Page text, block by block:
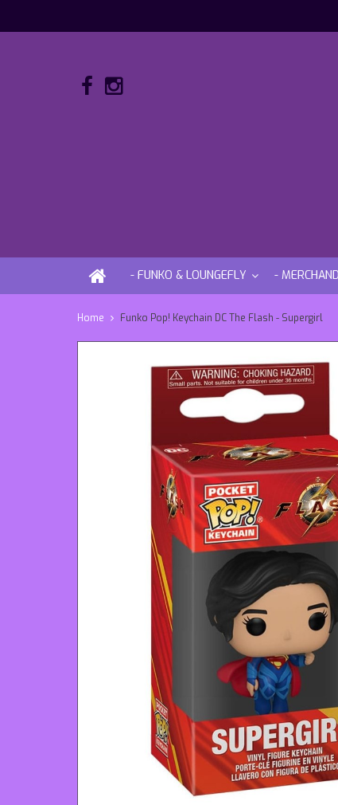
- FUNKO & LOUNGEFLY -
Home Funko Pop! Keychain DC The Flash - Supergirl